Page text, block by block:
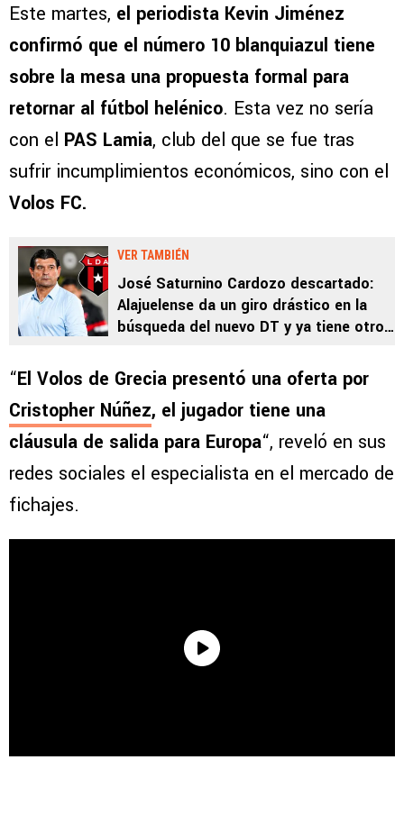
Este martes, el periodista Kevin Jiménez
confirmó que el número 10 blanquiazul tiene
sobre la mesa una propuesta formal para
retornar al fútbol helénico. Esta vez no sería
con el PAS Lamia, club del que se fue tras
sufrir incumplimientos económicos, sino con el
Volos FC.
VER TAMBIÉN
José Saturnino Cardozo descartado:
Alajuelense da un giro drástico en la
búsqueda del nuevo DT y ya tiene otro
“El Volos de Grecia presentó una oferta por
Cristopher Núñez, el jugador tiene una
cláusula de salida para Europa“, reveló en sus
redes sociales el especialista en el mercado de
fichajes.